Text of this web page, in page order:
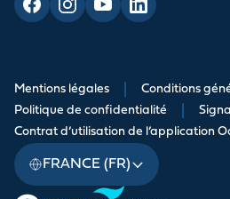
Mentions légales Conditions
Politique de confidentialité
Contrat d’utilisation de l’application
FRANCE (FR)